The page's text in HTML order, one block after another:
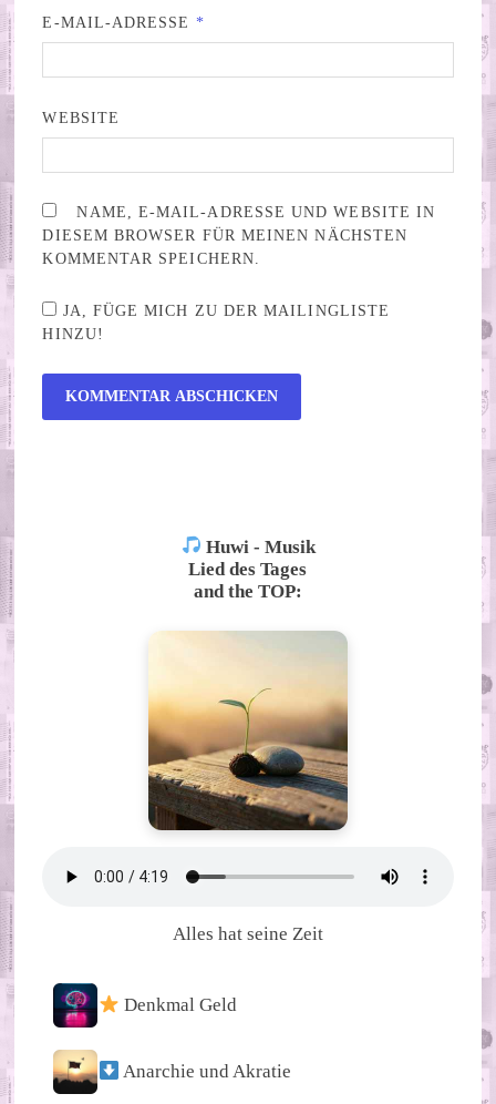
E-MAIL-ADRESSE *
WEBSITE
NAME, E-MAIL-ADRESSE UND WEBSITE IN
DIESEM BROWSER FÜR MEINEN NÄCHSTEN
KOMMENTAR SPEICHERN.
JA, FÜGE MICH ZU DER MAILINGLISTE
HINZU!
Huwi - Musik
Lied des Tages
and the TOP:
Alles hat seine Zeit
Denkmal Geld
Anarchie und Akratie